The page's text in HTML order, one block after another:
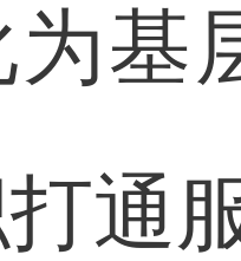
基
通